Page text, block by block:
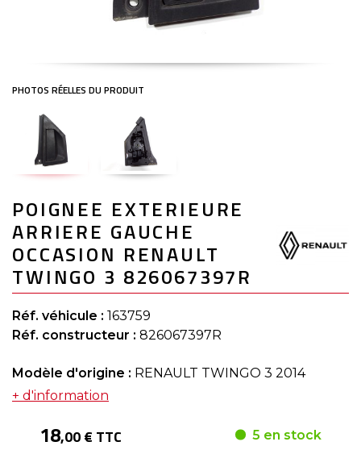
to
the
beginning
of
the
images
gallery
POIGNEE EXTERIEURE
ARRIERE GAUCHE
OCCASION RENAULT
TWINGO 3 826067397R
Réf. véhicule : 163759
Réf. constructeur : 826067397R
Modèle d'origine : RENAULT TWINGO 3 2014
+ d'information
18,00 € TTC 5 en stock